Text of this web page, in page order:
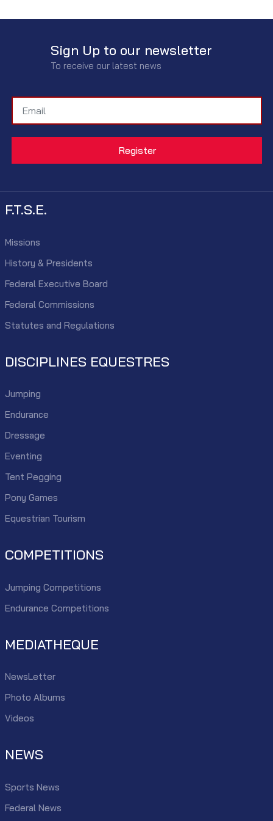
Sign Up to our newsletter
To receive our latest news
F.T.S.E.
Missions
History & Presidents
Federal Executive Board
Federal Commissions
Statutes and Regulations
DISCIPLINES EQUESTRES
Jumping
Endurance
Dressage
Eventing
Tent Pegging
Pony Games
Equestrian Tourism
COMPETITIONS
Jumping Competitions
Endurance Competitions
MEDIATHEQUE
NewsLetter
Photo Albums
Videos
NEWS
Sports News
Federal News